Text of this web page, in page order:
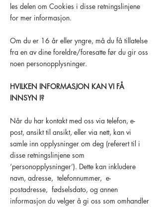
les delen om Cookies i disse retningslinjene
for mer informasjon.
Om du er 16 år eller yngre, må du få tillatelse
fra en av dine foreldre/foresatte før du gir oss
noen personopplysninger.
HVILKEN INFORMASJON KAN VI FÅ
INNSYN I?
Når du har kontakt med oss via telefon, e-
post, ansikt til ansikt, eller via nett, kan vi
samle inn opplysninger om deg (referert til i
disse retningslinjene som
‘personopplysninger’). Dette kan inkludere
navn, adresse, telefonnummer, e-
postadresse, fødselsdato, og annen
informasjon du velger å gi oss som omhandler